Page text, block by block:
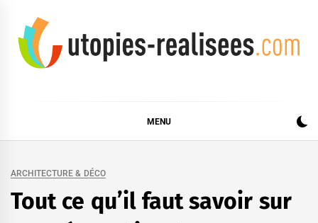
content
MENU
ARCHITECTURE & DÉCO
Tout ce qu’il faut savoir sur